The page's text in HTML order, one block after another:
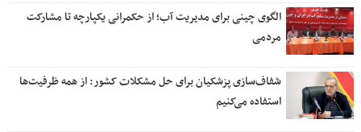
الگوی چینی برای مدیریت آب؛ از حکمرانی یکپارچه تا مشارکت
مردمی
شفاف‌سازی پزشکیان برای حل مشکلات کشور: از همه ظرفیت‌ها
استفاده می‌کنیم